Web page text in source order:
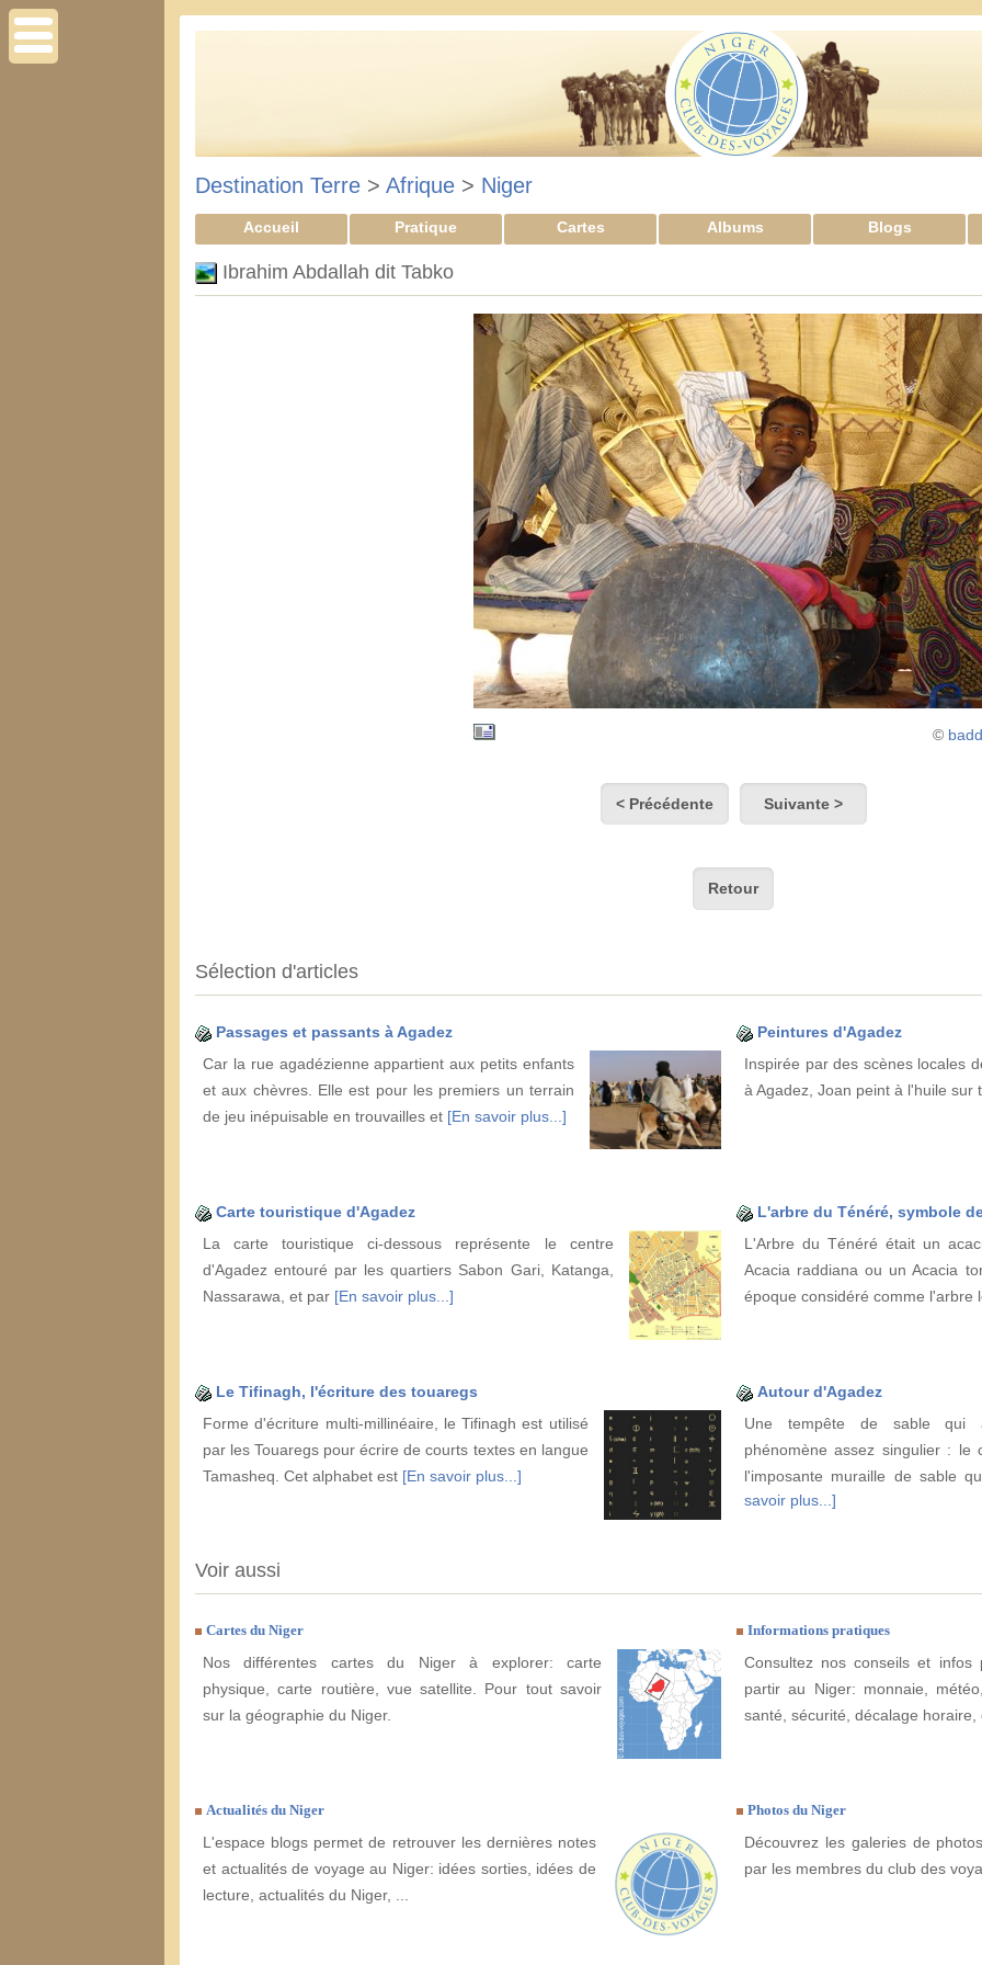
Destination Terre > Afrique > Niger
Accueil Pratique Cartes Albums Blogs
Ibrahim Abdallah dit Tabko
©
< Précédente Suivante >
Retour
Sélection d'articles
Passages et passants à Agadez
Car la rue agadézienne appartient aux petits enfants
et aux chèvres. Elle est pour les premiers un terrain
de jeu inépuisable en trouvailles et [En savoir plus...]
Peintures d'Agadez
Inspirée par des scènes locales
à Agadez, Joan peint à l'huile sur
Carte touristique d'Agadez
La carte touristique ci-dessous représente le centre
d'Agadez entouré par les quartiers Sabon Gari, Katanga,
Nassarawa, et par [En savoir plus...]
L'arbre du Ténéré, symbole
L'Arbre du Ténéré était un
Acacia raddiana ou un Acacia
époque considéré comme l'arbre
Le Tifinagh, l'écriture des touaregs
Forme d'écriture multi-millinéaire, le Tifinagh est utilisé
par les Touaregs pour écrire de courts textes en langue
Tamasheq. Cet alphabet est [En savoir plus...]
Autour d'Agadez
Une tempête de sable qui
phénomène assez singulier : le
l'imposante muraille de sable
savoir plus...]
Voir aussi
Cartes du Niger
Nos différentes cartes du Niger à explorer: carte
physique, carte routière, vue satellite. Pour tout savoir
sur la géographie du Niger.
Informations pratiques
Consultez nos conseils et infos
partir au Niger: monnaie,
santé, sécurité, décalage horaire,
Actualités du Niger
L'espace blogs permet de retrouver les dernières notes
et actualités de voyage au Niger: idées sorties, idées de
lecture, actualités du Niger, ...
Photos du Niger
Découvrez les galeries de
par les membres du club des